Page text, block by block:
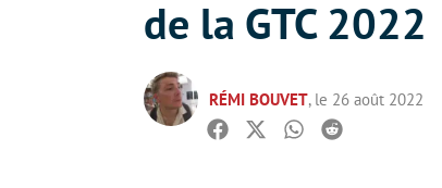
de la GTC 2022
RÉMI BOUVET, le 26 août 2022
Facebook
TwitterWhatsapp
Reddit